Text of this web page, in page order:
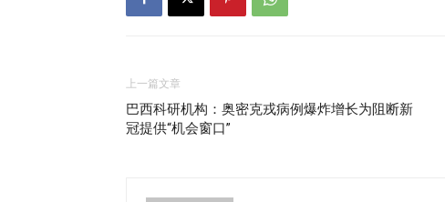
上一篇文章
巴西科研机构：奥密克戎病例爆炸增长为阻断新
冠提供“机会窗口”